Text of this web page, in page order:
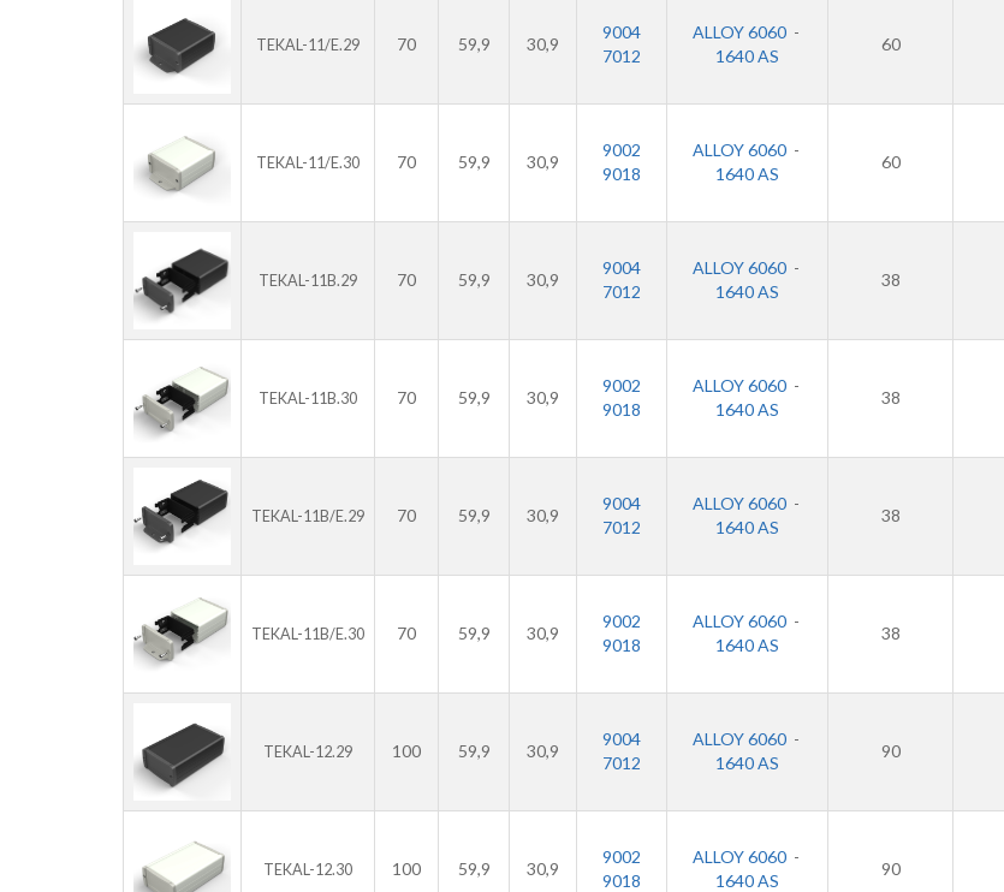
TEKAL-11/E.29 70 59,9 30,9
9004
7012
ALLOY 6060 -
1640 AS
60
TEKAL-11/E.30 70 59,9 30,9
9002
9018
ALLOY 6060 -
1640 AS
60
TEKAL-11B.29 70 59,9 30,9
9004
7012
ALLOY 6060 -
1640 AS
38
TEKAL-11B.30 70 59,9 30,9
9002
9018
ALLOY 6060 -
1640 AS
38
TEKAL-11B/E.29 70 59,9 30,9
9004
7012
ALLOY 6060 -
1640 AS
38
TEKAL-11B/E.30 70 59,9 30,9
9002
9018
ALLOY 6060 -
1640 AS
38
TEKAL-12.29 100 59,9 30,9
9004
7012
ALLOY 6060 -
1640 AS
90
TEKAL-12.30 100 59,9 30,9
9002
9018
ALLOY 6060 -
1640 AS
90